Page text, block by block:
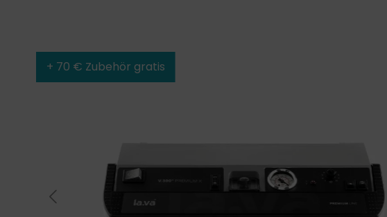
+ 70 € Zubehör gratis